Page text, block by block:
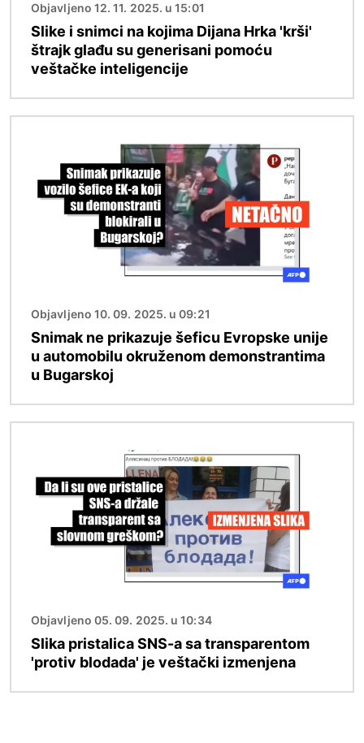
Objavljeno 12. 11. 2025. u 15:01
Slike i snimci na kojima Dijana Hrka 'krši'
štrajk glađu su generisani pomoću
veštačke inteligencije
Objavljeno 10. 09. 2025. u 09:21
Snimak ne prikazuje šeficu Evropske unije
u automobilu okruženom demonstrantima
u Bugarskoj
Objavljeno 05. 09. 2025. u 10:34
Slika pristalica SNS-a sa transparentom
'protiv blodada' je veštački izmenjena